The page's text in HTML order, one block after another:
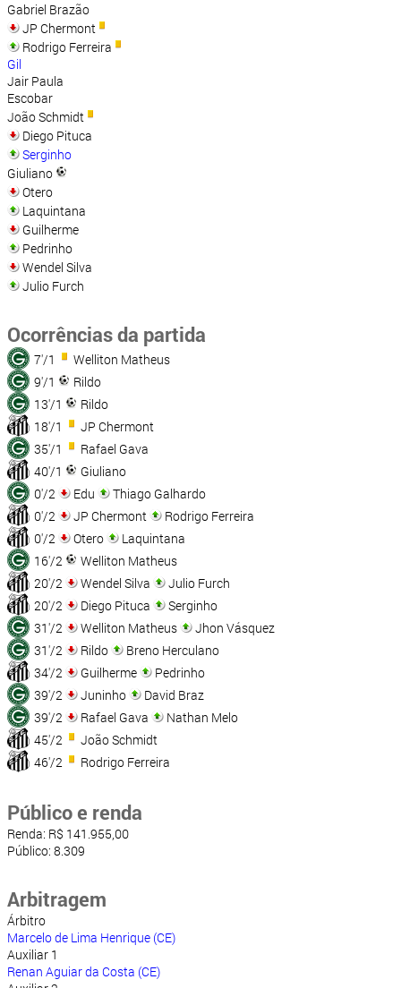
Gabriel Brazão
JP Chermont
Rodrigo Ferreira
Gil
Jair Paula
Escobar
João Schmidt
Diego Pituca
Serginho
Giuliano
Otero
Laquintana
Guilherme
Pedrinho
Wendel Silva
Julio Furch
Ocorrências da partida
7'/1
Welliton Matheus
9'/1
Rildo
13'/1
Rildo
18'/1
JP Chermont
35'/1
Rafael Gava
40'/1
Giuliano
0'/2
Edu
Thiago Galhardo
0'/2
JP Chermont
Rodrigo Ferreira
0'/2
Otero
Laquintana
16'/2
Welliton Matheus
20'/2
Wendel Silva
Julio Furch
20'/2
Diego Pituca
Serginho
31'/2
Welliton Matheus
Jhon Vásquez
31'/2
Rildo
Breno Herculano
34'/2
Guilherme
Pedrinho
39'/2
Juninho
David Braz
39'/2
Rafael Gava
Nathan Melo
45'/2
João Schmidt
46'/2
Rodrigo Ferreira
Público e renda
Renda: R$ 141.955,00
Público: 8.309
Arbitragem
Árbitro
Marcelo de Lima Henrique (CE)
Auxiliar 1
Renan Aguiar da Costa (CE)